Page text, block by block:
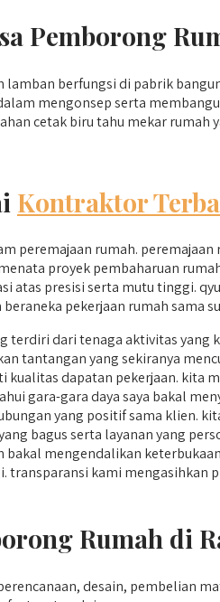
Pemborong
berfungsi di pabrik
mengonsep serta
cetak biru tahu mekar rumah
Kontraktor
peremajaan rumah.
proyek pembaharuan
atas presisi serta mutu tinggi.
pekerjaan rumah
terdiri dari tenaga aktivitas
tantangan yang sekiranya
kualitas dapatan pekerjaan.
gara-gara daya saya bakal
yang positif sama klien.
bagus serta layanan yang
mengendalikan
kami mengasihkan
Rumah di
desain, pembelian